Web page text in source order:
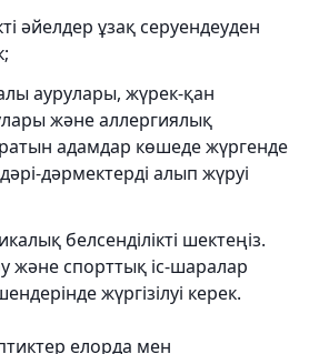
әйелдер ұзақ серуендеуден
аурулары, жүрек-қан
және аллергиялық
адамдар көшеде жүргенде
дәрмектерді алып жүруі
белсенділікті шектеңіз.
спорттық іс-шаралар
жүргізілуі керек.
елорда мен